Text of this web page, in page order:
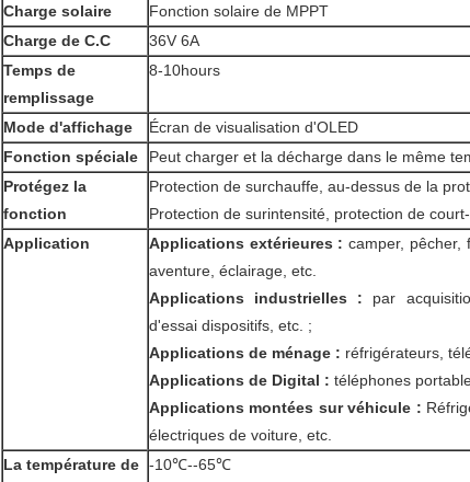
Charge solaire
Fonction solaire de MPPT
Charge de C.C
36V 6A
Temps de
remplissage
8-10hours
Mode d'affichage
Écran de visualisation d'OLED
Fonction spéciale
Peut charger et la décharge dans le même
Protégez la
fonction
Protection de surchauffe, au-dessus de la
Protection de surintensité, protection de
Application
Applications extérieures : camper, pêcher,
aventure, éclairage, etc.
Applications industrielles : par
d'essai dispositifs, etc. ;
Applications de ménage : réfrigérateurs,
Applications de Digital : téléphones
Applications montées sur véhicule :
électriques de voiture, etc.
La température de -10℃--65℃